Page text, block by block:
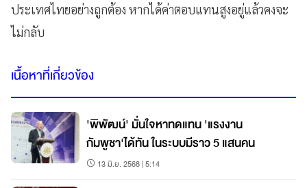
ประเทศไทยอย่างถูกต้อง หากได้ค่าตอบแทนสูงอยู่แล้วคงจะ
ไม่กลับ
เนื้อหาที่เกี่ยวข้อง
'พิพัฒน์' มั่นใจหาทดแทน 'แรงงาน
กัมพูชา'ได้ทัน ในระบบมีราว 5 แสนคน
13 มิ.ย. 2568 | 5:14